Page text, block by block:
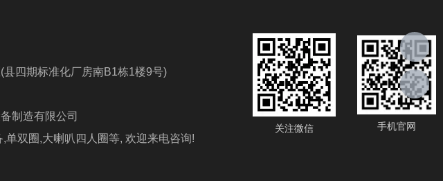
四期标准化厂房南B1栋1楼9号)
制造有限公司
双圈,大喇叭四人圈等, 欢迎来电咨询!
关注微信 手机官网